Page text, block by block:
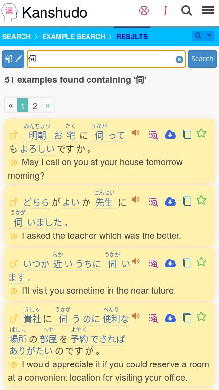
Kanshudo
SEARCH EXAMPLE SEARCH RESULTS
部 Search
51 examples found containing '伺'
« 1 2 »
みんちょう
明朝 お
たく
宅 に
うかが
伺 って
も よろしい です か。
May I call on you at your house tomorrow
morning?
どちら が よい か
せんせい
先生 に
うかが
伺 いました。
I asked the teacher which was the better.
いつか
ちか
近 い うちに
うかが
伺 い
ます。
I'll visit you sometime in the near future.
きしゃ
貴社 に
うかが
伺 う のに
べんり
便利な
ばしょ
場所 の
へや
部屋 を
よやく
予約 できれば
ありがたい の です が。
I would appreciate it if you could reserve a room
at a convenient location for visiting your office.